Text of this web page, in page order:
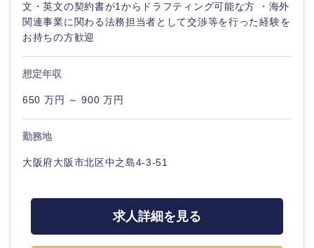
高知県
文・英文の契約書が1からドラフティング可能な方 ・海外
関連事業に関わる法務担当者として交渉等を行った経験を
お持ちの方歓迎
想定年収
650 万円 ～ 900 万円
勤務地
大阪府大阪市北区中之島4-3-51
求人詳細を見る